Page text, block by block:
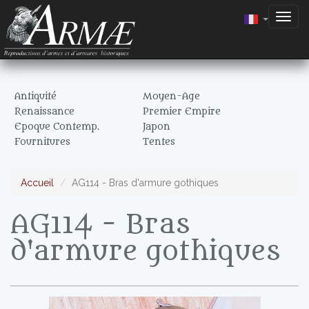
Antiquité
Moyen-Age
Renaissance
Premier Empire
Epoque Contemp.
Japon
Fournitures
Tentes
Accueil AG114 - Bras d'armure gothiques
AG114 - Bras
d'armure gothiques